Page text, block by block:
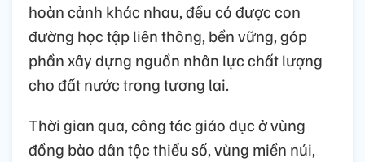
hoàn cảnh khác nhau, đều có được con
đường học tập liên thông, bền vững, góp
phần xây dựng nguồn nhân lực chất lượng
cho đất nước trong tương lai.
Thời gian qua, công tác giáo dục ở vùng
đồng bào dân tộc thiểu số, vùng miền núi,